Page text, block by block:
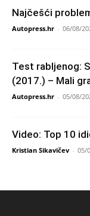
Najčešći
Autopress.hr - 06/08/
Test rabljenog:
(2017.) – Mali
Autopress.hr - 05/08/
Video: Top 10
Kristian Sikavičev - 05/